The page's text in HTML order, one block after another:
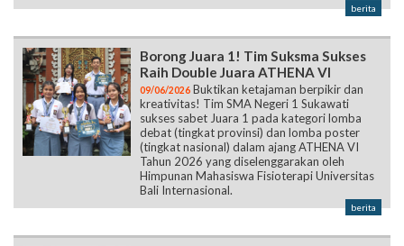
berita
Borong Juara 1! Tim Suksma Sukses
Raih Double Juara ATHENA VI
09/06/2026 Buktikan ketajaman berpikir dan
kreativitas! Tim SMA Negeri 1 Sukawati
sukses sabet Juara 1 pada kategori lomba
debat (tingkat provinsi) dan lomba poster
(tingkat nasional) dalam ajang ATHENA VI
Tahun 2026 yang diselenggarakan oleh
Himpunan Mahasiswa Fisioterapi Universitas
Bali Internasional.
berita